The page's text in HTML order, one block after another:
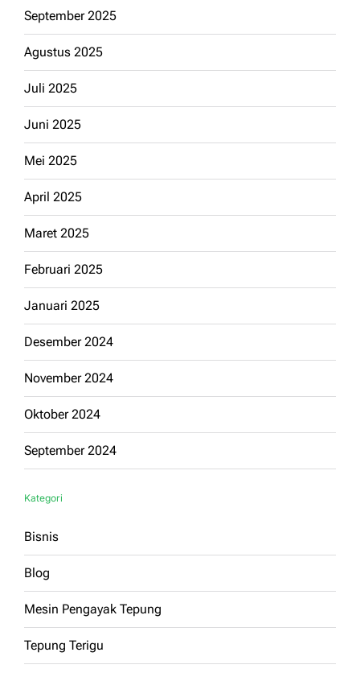
September 2025
Agustus 2025
Juli 2025
Juni 2025
Mei 2025
April 2025
Maret 2025
Februari 2025
Januari 2025
Desember 2024
November 2024
Oktober 2024
September 2024
Kategori
Bisnis
Blog
Mesin Pengayak Tepung
Tepung Terigu